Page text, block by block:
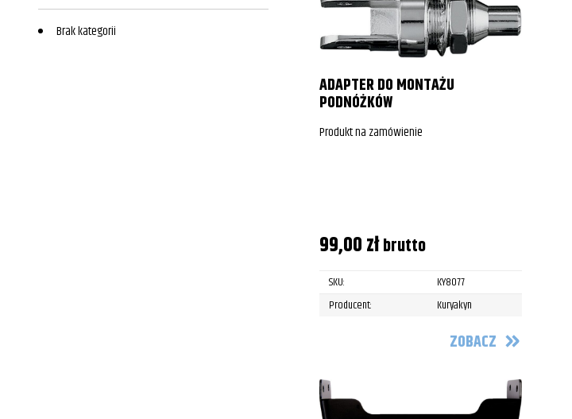
Brak kategorii
ADAPTER DO MONTAŻU
PODNÓŻKÓW
Produkt na zamówienie
99,00złbrutto
SKU:
KY8077
Producent:
Kuryakyn
ZOBACZ